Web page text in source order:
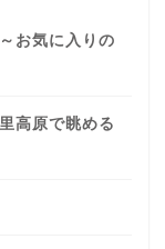
お気に入りの
高原で眺める